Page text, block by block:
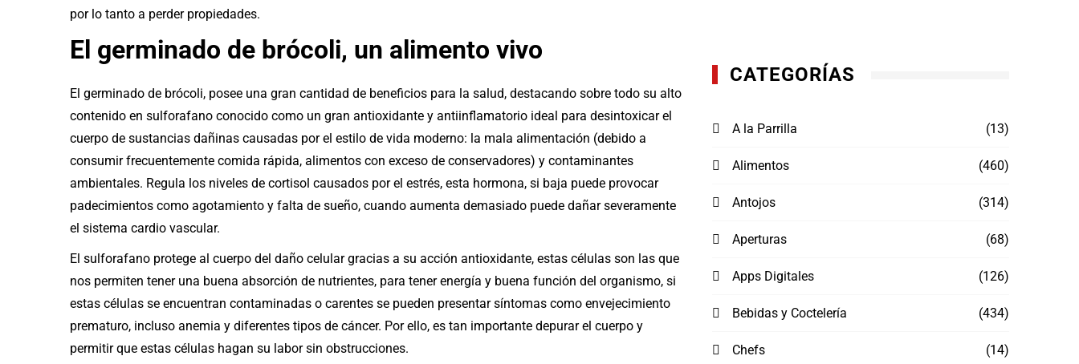
por lo tanto a perder propiedades.
El germinado de brócoli, un alimento vivo
El germinado de brócoli, posee una gran cantidad de beneficios para la salud, destacando sobre todo su alto
contenido en sulforafano conocido como un gran antioxidante y antiinflamatorio ideal para desintoxicar el
cuerpo de sustancias dañinas causadas por el estilo de vida moderno: la mala alimentación (debido a
consumir frecuentemente comida rápida, alimentos con exceso de conservadores) y contaminantes
ambientales. Regula los niveles de cortisol causados por el estrés, esta hormona, si baja puede provocar
padecimientos como agotamiento y falta de sueño, cuando aumenta demasiado puede dañar severamente
el sistema cardio vascular.
El sulforafano protege al cuerpo del daño celular gracias a su acción antioxidante, estas células son las que
nos permiten tener una buena absorción de nutrientes, para tener energía y buena función del organismo, si
estas células se encuentran contaminadas o carentes se pueden presentar síntomas como envejecimiento
prematuro, incluso anemia y diferentes tipos de cáncer. Por ello, es tan importante depurar el cuerpo y
permitir que estas células hagan su labor sin obstrucciones.
CATEGORÍAS
A la Parrilla (13)
Alimentos (460)
Antojos (314)
Aperturas (68)
Apps Digitales (126)
Bebidas y Coctelería (434)
Chefs (14)